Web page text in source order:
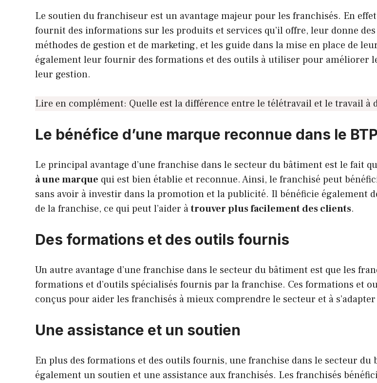
Le soutien du franchiseur est un avantage majeur pour les franchisés. En
fournit des informations sur les produits et services qu’il offre, leur donne
méthodes de gestion et de marketing, et les guide dans la mise en place de
également leur fournir des formations et des outils à utiliser pour améliorer
leur gestion.
Lire en complément: Quelle est la différence entre le télétravail et le travail à
Le bénéfice d’une marque reconnue dans le BTP
Le principal avantage d’une franchise dans le secteur du bâtiment est le fait
à une marque qui est bien établie et reconnue. Ainsi, le franchisé peut
sans avoir à investir dans la promotion et la publicité. Il bénéficie également
de la franchise, ce qui peut l’aider àtrouver plus facilement des clients.
Des formations et des outils fournis
Un autre avantage d’une franchise dans le secteur du bâtiment est que les
formations et d’outils spécialisés fournis par la franchise. Ces formations et
conçus pour aider les franchisés à mieux comprendre le secteur et à
Une assistance et un soutien
En plus des formations et des outils fournis, une franchise dans le secteur du
également un soutien et une assistance aux franchisés. Les franchisés